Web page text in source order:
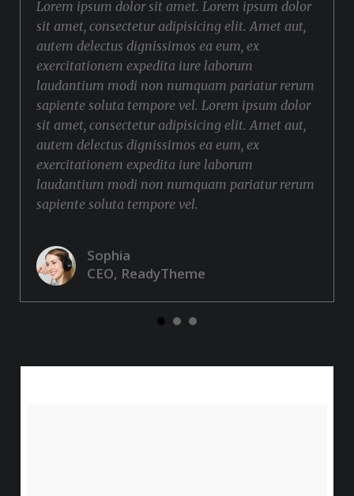
Lorem ipsum dolor sit amet. Lorem ipsum dolor
sit amet, consectetur adipisicing elit. Amet aut,
autem delectus dignissimos ea eum, ex
exercitationem expedita iure laborum
laudantium modi non numquam pariatur rerum
sapiente soluta tempore vel. Lorem ipsum dolor
sit amet, consectetur adipisicing elit. Amet aut,
autem delectus dignissimos ea eum, ex
exercitationem expedita iure laborum
laudantium modi non numquam pariatur rerum
sapiente soluta tempore vel.
Sophia
CEO, ReadyTheme